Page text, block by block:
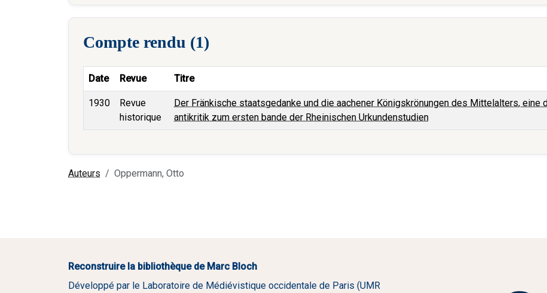
Compte rendu (1)
Date Revue Titre
1930
Revue
historique
Der Fränkische staatsgedanke und die aachener Königskrönungen des Mittelalters, eine
antikritik zum ersten bande der Rheinischen Urkundenstudien
Auteurs Oppermann, Otto
Reconstruire la bibliothèque de Marc Bloch
Développé par le Laboratoire de Médiévistique occidentale de Paris (UMR